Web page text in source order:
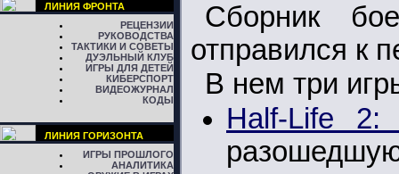
ЛИНИЯ ФРОНТА
РЕЦЕНЗИИ
РУКОВОДСТВА
ТАКТИКИ И СОВЕТЫ
ДУЭЛЬНЫЙ КЛУБ
ИГРЫ ДЛЯ ДЕТЕЙ
КИБЕРСПОРТ
ВИДЕОЖУРНАЛ
КОДЫ
ЛИНИЯ ГОРИЗОНТА
ИГРЫ ПРОШЛОГО
АНАЛИТИКА
Сборник
отправился к
В нем три
Half-Life 2: